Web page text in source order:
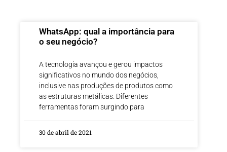
WhatsApp: qual a importância para
o seu negócio?
A tecnologia avançou e gerou impactos
significativos no mundo dos negócios,
inclusive nas produções de produtos como
as estruturas metálicas. Diferentes
ferramentas foram surgindo para
30 de abril de 2021